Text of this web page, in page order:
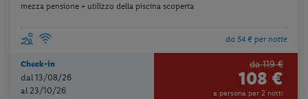
mezza pensione + utilizzo della piscina scoperta
da 54 € per notte
Check-in
dal 13/08/26
al 23/10/26
da 119 €
108 €
a persona per 2 notti